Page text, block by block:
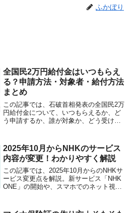
ふかぼり
全国民2万円給付金はいつもらえ
る？申請方法・対象者・給付方法
まとめ
この記事では、石破首相発表の全国民2万
円給付金について、いつもらえるか、ど
う申請するか、誰が対象か、どう受け取
す。
2025年10月からNHKのサービス
内容が変更！わかりやすく解説
この記事では、2025年10月からのNHKサ
ービス変更点を解説。新サービス「NHK
ONE」の開始や、スマホでのネット視聴